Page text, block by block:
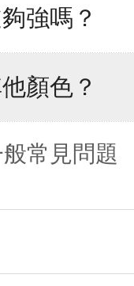
強嗎？
顏色？
常見問題